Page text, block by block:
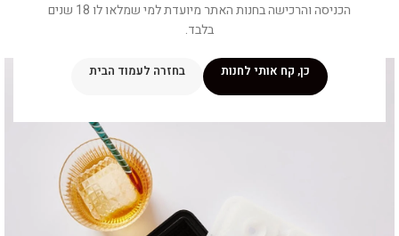
הכניסה והרכישה בחנות האתר מיועדת למי שמלאו לו 18 שנים
בלבד.
כן, קח אותי לחנות בחזרה לעמוד הבית